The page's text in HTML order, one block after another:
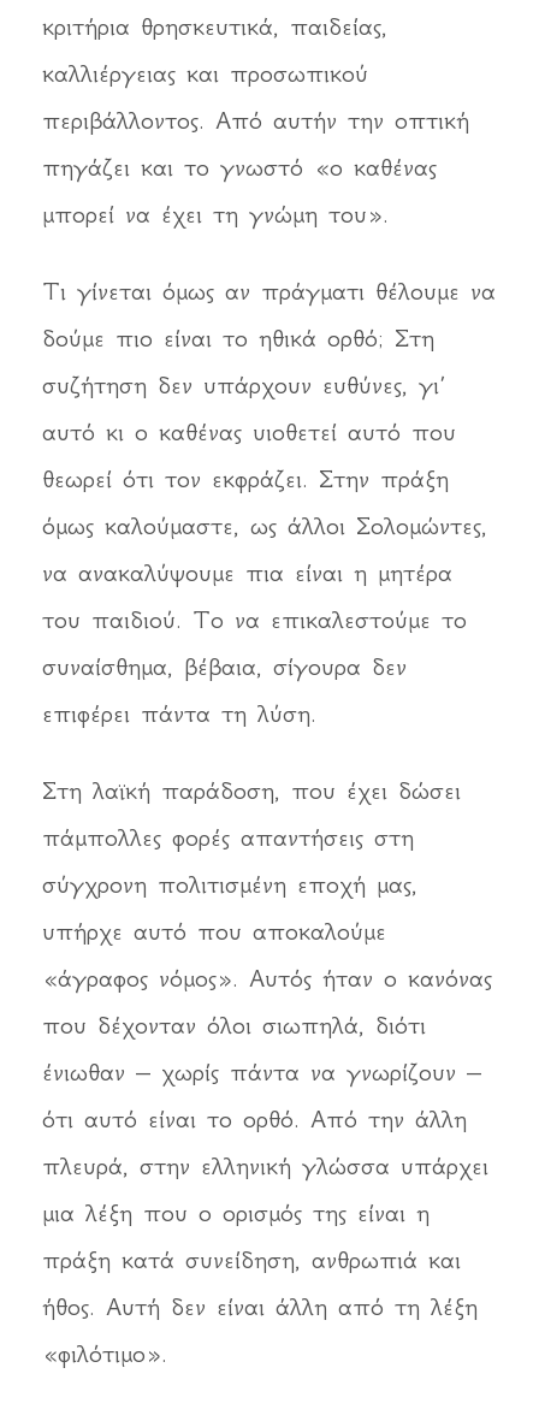
κριτήρια θρησκευτικά, παιδείας,
καλλιέργειας και προσωπικού
περιβάλλοντος. Από αυτήν την οπτική
πηγάζει και το γνωστό «ο καθένας
μπορεί να έχει τη γνώμη του».
Τι γίνεται όμως αν πράγματι θέλουμε να
δούμε πιο είναι το ηθικά ορθό; Στη
συζήτηση δεν υπάρχουν ευθύνες, γι’
αυτό κι ο καθένας υιοθετεί αυτό που
θεωρεί ότι τον εκφράζει. Στην πράξη
όμως καλούμαστε, ως άλλοι Σολομώντες,
να ανακαλύψουμε πια είναι η μητέρα
του παιδιού. Το να επικαλεστούμε το
συναίσθημα, βέβαια, σίγουρα δεν
επιφέρει πάντα τη λύση.
Στη λαϊκή παράδοση, που έχει δώσει
πάμπολλες φορές απαντήσεις στη
σύγχρονη πολιτισμένη εποχή μας,
υπήρχε αυτό που αποκαλούμε
«άγραφος νόμος». Αυτός ήταν ο κανόνας
που δέχονταν όλοι σιωπηλά, διότι
ένιωθαν – χωρίς πάντα να γνωρίζουν –
ότι αυτό είναι το ορθό. Από την άλλη
πλευρά, στην ελληνική γλώσσα υπάρχει
μια λέξη που ο ορισμός της είναι η
πράξη κατά συνείδηση, ανθρωπιά και
ήθος. Αυτή δεν είναι άλλη από τη λέξη
«φιλότιμο».